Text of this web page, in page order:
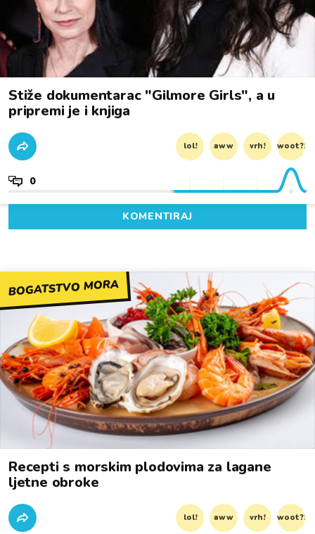
Stiže dokumentarac "Gilmore Girls", a u
pripremi je i knjiga
lol! aww vrh! woot?!
0
KOMENTIRAJ
BOGATSTVO MORA
Recepti s morskim plodovima za lagane
ljetne obroke
lol! aww vrh! woot?!